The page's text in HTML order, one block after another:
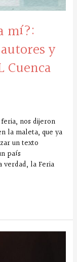
mí?:
y
Cuenca
nos dijeron
la maleta, que ya
un texto
país
verdad, la Feria